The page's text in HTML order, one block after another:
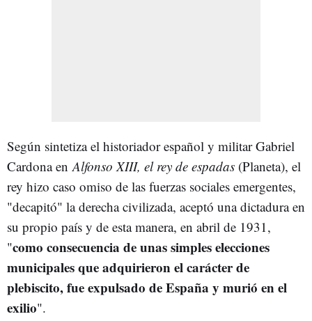
Según sintetiza el historiador español y militar Gabriel
Cardona enAlfonso XIII, el rey de espadas (Planeta), el
rey hizo caso omiso de las fuerzas sociales emergentes,
"decapitó" la derecha civilizada, aceptó una dictadura en
su propio país y de esta manera, en abril de 1931,
"como consecuencia de unas simples elecciones
municipales que adquirieron el carácter de
plebiscito, fue expulsado de España y murió en el
exilio".